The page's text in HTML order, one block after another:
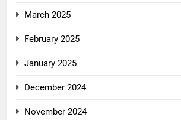
March 2025
February 2025
January 2025
December 2024
November 2024